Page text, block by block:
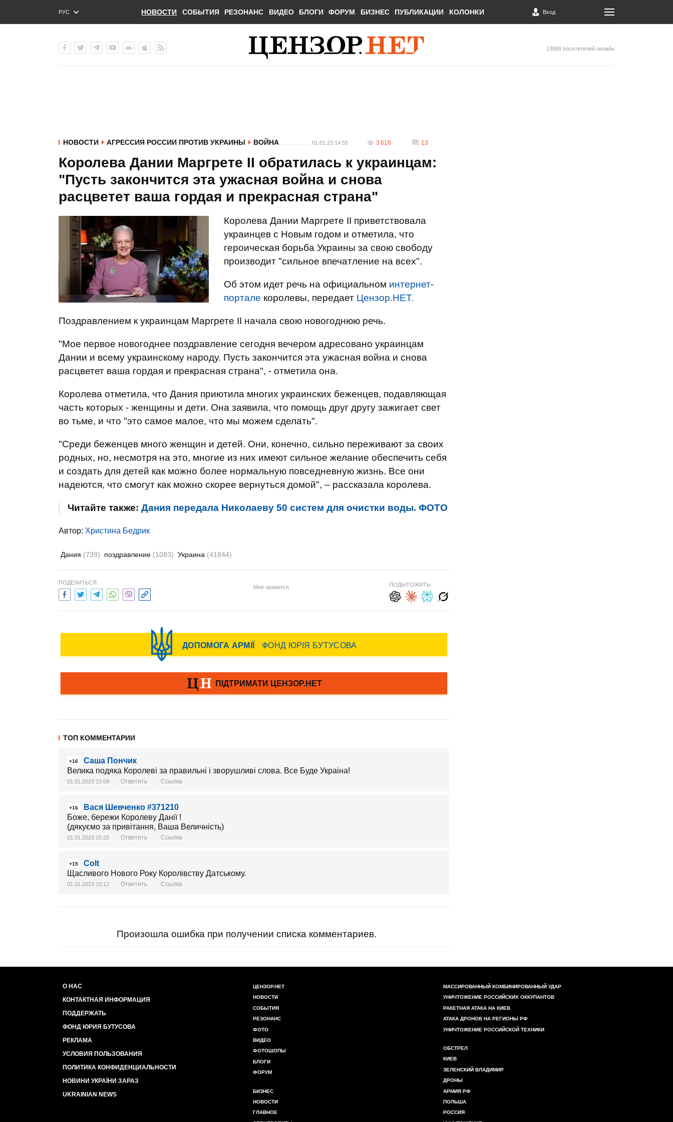
РУС
ENG
НОВОСТИ СОБЫТИЯ РЕЗОНАНС ВИДЕО БЛОГИ ФОРУМ БИЗНЕС ПУБЛИКАЦИИ КОЛОНКИ Вход
13089 посетителей онлайн
НОВОСТИ АГРЕССИЯ РОССИИ ПРОТИВ УКРАИНЫ ВОЙНА 01.01.23 14:55 3 616 13
Королева Дании Маргрете II обратилась к украинцам:
"Пусть закончится эта ужасная война и снова
расцветет ваша гордая и прекрасная страна"
Королева Дании Маргрете II приветствовала
украинцев с Новым годом и отметила, что
героическая борьба Украины за свою свободу
производит "сильное впечатление на всех".
Об этом идет речь на официальном интернет-
портале королевы, передает Цензор.НЕТ.
Поздравлением к украинцам Маргрете II начала свою новогоднюю речь.
"Мое первое новогоднее поздравление сегодня вечером адресовано украинцам
Дании и всему украинскому народу. Пусть закончится эта ужасная война и снова
расцветет ваша гордая и прекрасная страна", - отметила она.
Королева отметила, что Дания приютила многих украинских беженцев, подавляющая
часть которых - женщины и дети. Она заявила, что помощь друг другу зажигает свет
во тьме, и что "это самое малое, что мы можем сделать".
"Среди беженцев много женщин и детей. Они, конечно, сильно переживают за своих
родных, но, несмотря на это, многие из них имеют сильное желание обеспечить себя
и создать для детей как можно более нормальную повседневную жизнь. Все они
надеются, что смогут как можно скорее вернуться домой", – рассказала королева.
Читайте также: Дания передала Николаеву 50 систем для очистки воды. ФОТО
Автор: Христина Бедрик
Дания (739) поздравление (1083) Украина (41844)
ПОДЕЛИТЬСЯ:
Мне нравится ПОДЫТОЖИТЬ:
ТОП КОММЕНТАРИИ
+16
Саша Пончик
Велика подяка Королевi за правильнi i зворушливi слова. Все Буде Украiна!
01.01.2023 15:08 Ответить Ссылка
+16
Вася Шевченко #371210
Боже, бережи Королеву Данії !
(дякуємо за привітання, Ваша Величність)
01.01.2023 15:20 Ответить Ссылка
+15
Colt
Щасливого Нового Року Королівству Датському.
01.01.2023 15:12 Ответить Ссылка
Произошла ошибка при получении списка комментариев.
О НАС
КОНТАКТНАЯ ИНФОРМАЦИЯ
ПОДДЕРЖАТЬ
ФОНД ЮРИЯ БУТУСОВА
РЕКЛАМА
УСЛОВИЯ ПОЛЬЗОВАНИЯ
ПОЛИТИКА КОНФИДЕНЦИАЛЬНОСТИ
НОВИНИ УКРАЇНИ ЗАРАЗ
UKRAINIAN NEWS
ЦЕНЗОР.НЕТ
НОВОСТИ
СОБЫТИЯ
РЕЗОНАНС
ФОТО
ВИДЕО
ФОТОШОПЫ
БЛОГИ
ФОРУМ
БИЗНЕС
НОВОСТИ
ГЛАВНОЕ
МАССИРОВАННЫЙ КОМБИНИРОВАННЫЙ УДАР
УНИЧТОЖЕНИЕ РОССИЙСКИХ ОККУПАНТОВ
РАКЕТНАЯ АТАКА НА КИЕВ
АТАКА ДРОНОВ НА РЕГИОНЫ РФ
УНИЧТОЖЕНИЕ РОССИЙСКОЙ ТЕХНИКИ
ОБСТРЕЛ
КИЕВ
ЗЕЛЕНСКИЙ ВЛАДИМИР
ДРОНЫ
АРМИЯ РФ
ПОЛЬША
РОССИЯ